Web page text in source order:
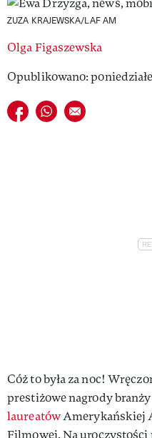
VIVA!ITAKA
MAGAZYN VIVA!
ZUZA KRAJEWSKA/LAF AM
Olga Figaszewska
Opublikowano:
Udostępnij na facebook
Udostępnij na
E-mail do
Cóż to była za noc!
prestiżowe nagrody
laureatówAmerykańskiej
Filmowej. Na uroczystości